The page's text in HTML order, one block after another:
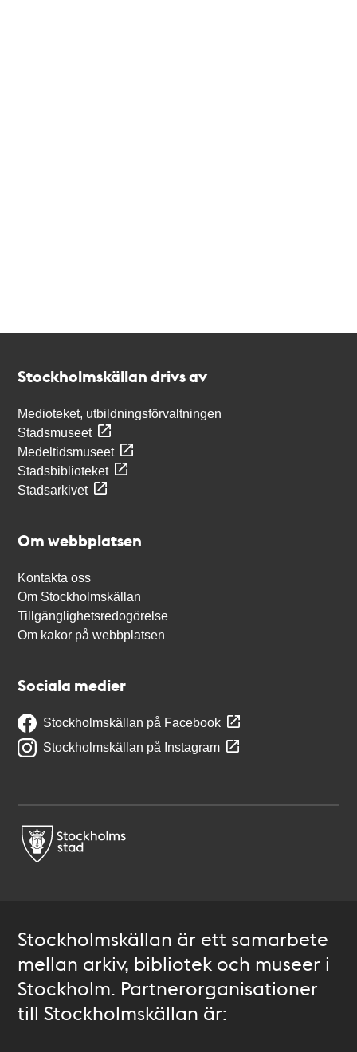
Stockholmskällan drivs av
Medioteket, utbildningsförvaltningen
Stadsmuseet
Medeltidsmuseet
Stadsbiblioteket
Stadsarkivet
Om webbplatsen
Kontakta oss
Om Stockholmskällan
Tillgänglighetsredogörelse
Om kakor på webbplatsen
Sociala medier
Stockholmskällan på Facebook
Stockholmskällan på Instagram
Stockholmskällan är ett samarbete
mellan arkiv, bibliotek och museer i
Stockholm. Partnerorganisationer
till Stockholmskällan är: